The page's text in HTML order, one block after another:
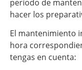
período de
hacer los
El mantenimiento
hora
tengas en cuenta: